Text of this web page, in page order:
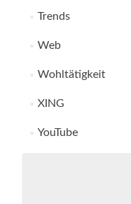
Trends
Web
Wohltätigkeit
XING
YouTube